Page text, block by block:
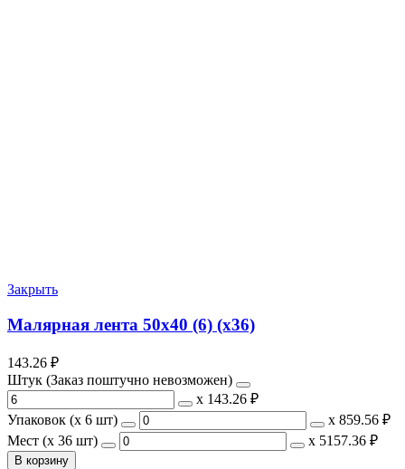
Закрыть
Малярная лента 50х40 (6) (х36)
143.26 ₽
Штук (Заказ поштучно невозможен)
х 143.26 ₽
Упаковок (x 6 шт)
х 859.56 ₽
Мест (x 36 шт)
х 5157.36 ₽
В корзину